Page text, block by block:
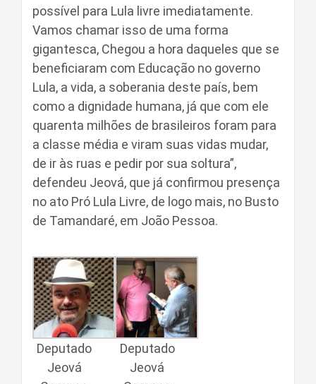
possível para Lula livre imediatamente.
Vamos chamar isso de uma forma
gigantesca, Chegou a hora daqueles que se
beneficiaram com Educação no governo
Lula, a vida, a soberania deste país, bem
como a dignidade humana, já que com ele
quarenta milhões de brasileiros foram para
a classe média e viram suas vidas mudar,
de ir às ruas e pedir por sua soltura”,
defendeu Jeová, que já confirmou presença
no ato Pró Lula Livre, de logo mais, no Busto
de Tamandaré, em João Pessoa.
Deputado
Jeová
Deputado
Jeová